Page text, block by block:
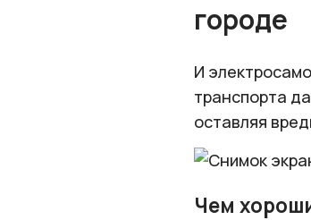
городе
И
транспорта
оставляя
Чем